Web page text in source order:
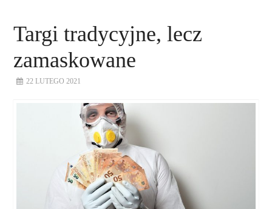
Targi tradycyjne, lecz
zamaskowane
22 LUTEGO 2021